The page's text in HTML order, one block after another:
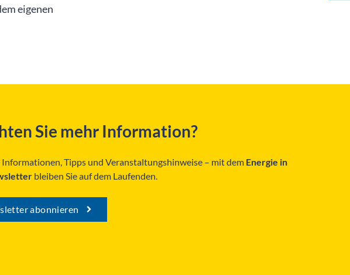
eigenen
Sie mehr Information?
Tipps und Veranstaltungshinweise – mit dem Energie in
bleiben Sie auf dem Laufenden.
abonnieren